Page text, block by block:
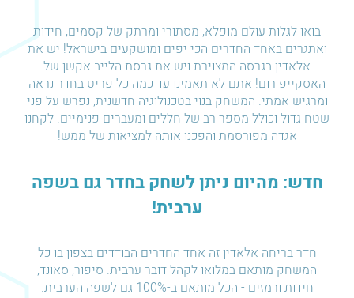
בואו לגלות עולם מופלא, מסתורי ומרתק של קסמים, חידות
ואתגרים באחד החדרים הכי יפים ומושקעים בישראל! יש את
אלאדין בגרסה המצוירת ויש את גרסת הלייב אקשן של
האסקייפ רום! אתם לא תאמינו עד כמה כל פריט בחדר נראה
ומרגיש אמתי. המשחק בנוי בטכנולוגיה חדשנית, נפרש על פני
שטח גדול וכולל מספר רב של חללים ומעברים פנימיים. לקחנו
אגדה מפורסמת והפכנו אותה למציאות של ממש!
חדש: מהיום ניתן לשחק בחדר גם בשפה
ערבית!
חדר בריחה אלאדין זה אחד החדרים הבודדים בצפון בו כל
המשחק מותאם במלואו לקהל דובר ערבית. סיפור, סאונד,
חידות ורמזים - הכל מותאם ב-100% גם לשפה הערבית.